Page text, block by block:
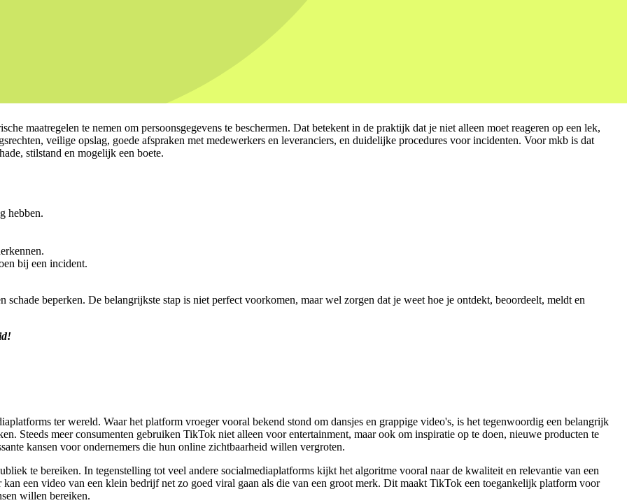
maatregelen te nemen om persoonsgegevens te beschermen. Dat betekent in de praktijk dat je niet alleen moet reageren op een lek,
veilige opslag, goede afspraken met medewerkers en leveranciers, en duidelijke procedures voor incidenten. Voor mkb is dat
stilstand en mogelijk een boete.
hebben.
bij een incident.
beperken. De belangrijkste stap is niet perfect voorkomen, maar wel zorgen dat je weet hoe je ontdekt, beoordeelt, meldt en
ter wereld. Waar het platform vroeger vooral bekend stond om dansjes en grappige video's, is het tegenwoordig een belangrijk
Steeds meer consumenten gebruiken TikTok niet alleen voor entertainment, maar ook om inspiratie op te doen, nieuwe producten te
kansen voor ondernemers die hun online zichtbaarheid willen vergroten.
te bereiken. In tegenstelling tot veel andere socialmediaplatforms kijkt het algoritme vooral naar de kwaliteit en relevantie van een
een video van een klein bedrijf net zo goed viral gaan als die van een groot merk. Dit maakt TikTok een toegankelijk platform voor
willen bereiken.